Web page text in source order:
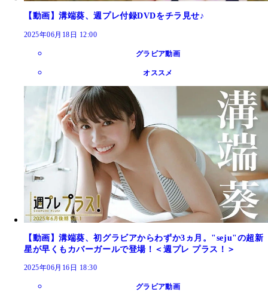
【動画】溝端葵、週プレ付録DVDをチラ見せ♪
2025年06月18日 12:00
グラビア動画
オススメ
【動画】溝端葵、初グラビアからわずか3ヵ月。"seju"の超新
星が早くもカバーガールで登場！＜週プレ プラス！＞
2025年06月16日 18:30
グラビア動画